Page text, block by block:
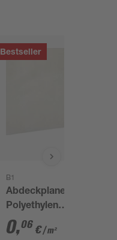
Bestseller
B1
Abdeckplane
Polyethylen
transparent 4 x 5 m
0,06 €/ m²